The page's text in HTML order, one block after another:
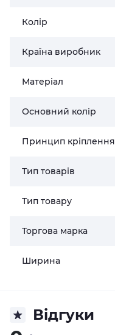
Колір
Країна виробник
Матеріал
Основний колір
Принцип кріплення
Тип товарів
Тип товару
Торгова марка
Ширина
Відгуки